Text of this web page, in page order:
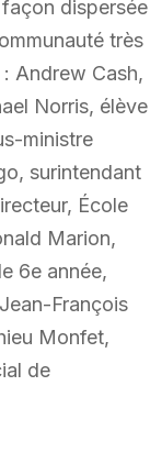
dispersée
très
Andrew Cash,
Norris, élève
ministre
surintendant
École
Marion,
6e année,
François
Monfet,
de